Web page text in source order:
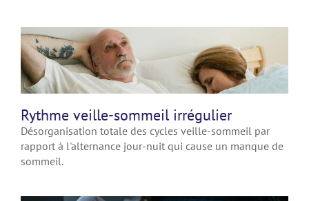
Rythme veille-sommeil irrégulier
Désorganisation totale des cycles veille-sommeil par
rapport à l'alternance jour-nuit qui cause un manque de
sommeil.